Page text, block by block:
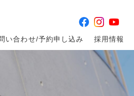
い合わせ/予約申し込み 採用情報